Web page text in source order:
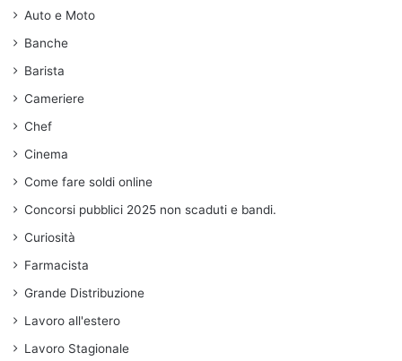
Auto e Moto
Banche
Barista
Cameriere
Chef
Cinema
Come fare soldi online
Concorsi pubblici 2025 non scaduti e bandi.
Curiosità
Farmacista
Grande Distribuzione
Lavoro all'estero
Lavoro Stagionale